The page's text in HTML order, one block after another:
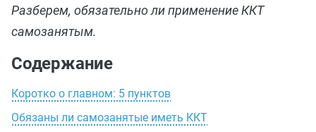
Разберем, обязательно ли применение ККТ
самозанятым.
Содержание
Коротко о главном: 5 пунктов
Обязаны ли самозанятые иметь ККТ